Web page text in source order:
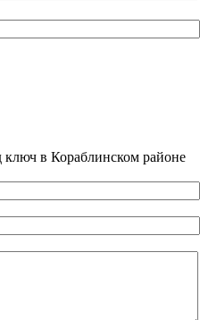
ключ в Кораблинском районе